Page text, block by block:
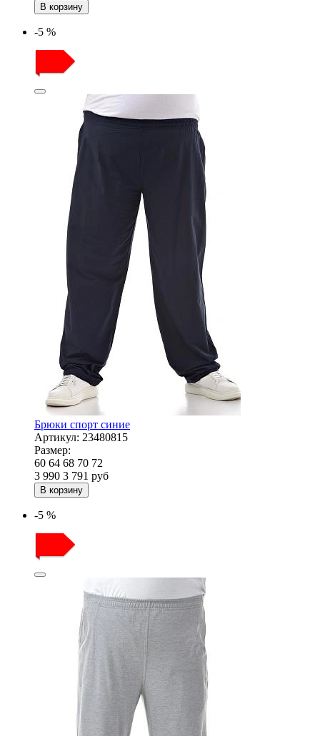
В корзину
-5 %
Брюки спорт синие
Артикул: 23480815
Размер:
60 64 68 70 72
3 990 3 791 руб
В корзину
-5 %